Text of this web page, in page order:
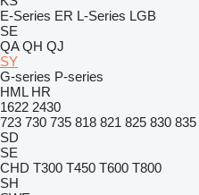
E-Series ER L-Series LGB
SE
QA QH QJ
SY
G-series P-series
HML HR
1622 2430
723 730 735 818 821 825 830 835
SD
SE
CHD T300 T450 T600 T800
SH